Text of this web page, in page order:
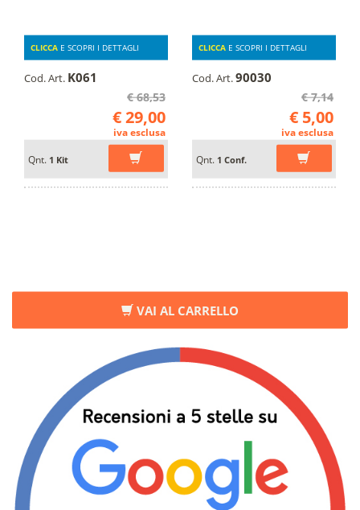
VAI AL CARRELLO
CLICCA E SCOPRI I DETTAGLI
Cod. Art. K061
€ 68,53
€ 29,00
iva esclusa
Qnt. 1 Kit
CLICCA E SCOPRI I DETTAGLI
Cod. Art.90030
€ 7,14
€ 5,00
iva esclusa
Qnt. 1 Conf.